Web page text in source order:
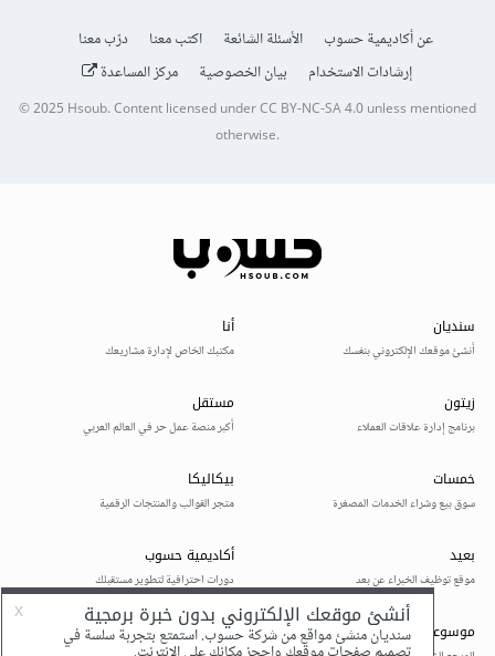
عن أكاديمية حسوب الأسئلة الشائعة اكتب معنا
درّب معنا
إرشادات الاستخدام
بيان الخصوصية مركز المساعدة
© 2025Hsoub.Content licensed underCC BY-NC-SA 4.0unless mentioned
otherwise.